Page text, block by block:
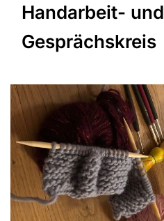
Handarbeit- und
Gesprächskreis